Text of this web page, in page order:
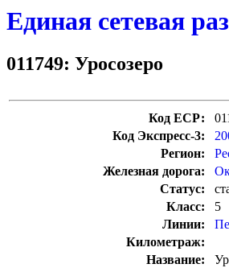
Единая сетевая
011749: Уросозеро
Код ЕСР:
Код Экспресс-3:
Регион:
Железная дорога:
Статус:
Класс:
5
Линии:
Километраж:
Название: